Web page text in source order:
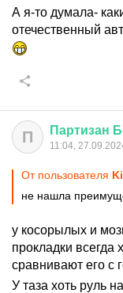
А я-то думала-
отечественный
П Партизан
11:04,
От пользователя
не нашла
у косорылых и
прокладки всегда
сравнивают его с
У таза хоть руль